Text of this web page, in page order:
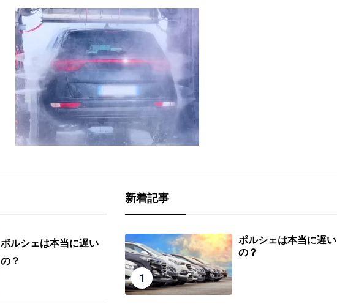
ポルシェは本当に遅い
の？
新着記事
1
ポルシェは本当に遅い
の？